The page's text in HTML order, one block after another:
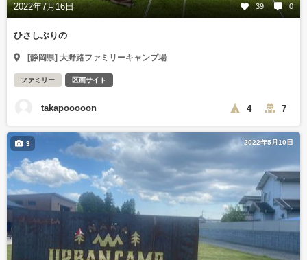
2022年7月16日 39 0
ひさしぶりの
[静岡県] 大野路ファミリーキャンプ場
ファミリー 区画サイト
takapooooon 4 7
2022年5月10日
3